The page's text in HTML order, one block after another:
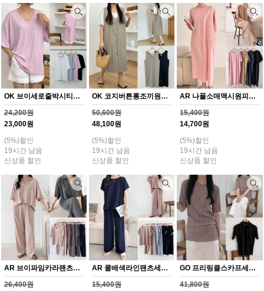
OK 브이세로줄박시티셔츠(Y375H608)
24,200원
23,000원
(5%)할인
19시간 남음
신상품 할인
OK 코지버튼롱조끼원피스(Y376H608)
50,600원
48,100원
(5%)할인
19시간 남음
신상품 할인
AR 나풀소매맥시원피스(Y377H608)
15,400원
14,700원
(5%)할인
19시간 남음
신상품 할인
AR 브이파임카라팬츠세트(Y378H608)
26,400원
AR 쿨배색라인팬츠세트(Y379H608)
15,400원
GO 프리링클스카프세트(Y380H608)
41,800원